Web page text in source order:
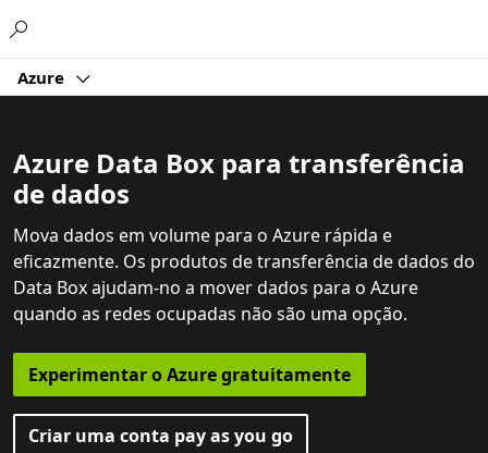
Azure
Azure Data Box para transferência
de dados
Mova dados em volume para o Azure rápida e
eficazmente. Os produtos de transferência de dados do
Data Box ajudam-no a mover dados para o Azure
quando as redes ocupadas não são uma opção.
Experimentar o Azure gratuitamente
Criar uma conta pay as you go